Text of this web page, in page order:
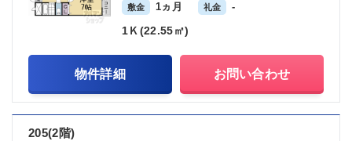
敷金 1ヵ月 礼金 -
1Ｋ(22.55㎡)
物件詳細 お問い合わせ
205(2階)